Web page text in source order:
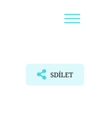
SDÍLET